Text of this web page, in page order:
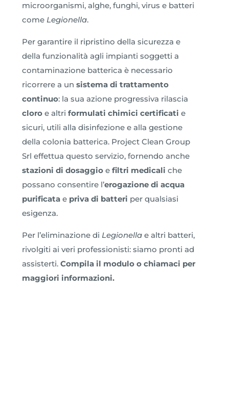
microorganismi, alghe, funghi, virus e batteri
come Legionella.
Per garantire il ripristino della sicurezza e
della funzionalità agli impianti soggetti a
contaminazione batterica è necessario
ricorrere a un sistema di trattamento
continuo: la sua azione progressiva rilascia
cloro e altriformulati chimici certificati e
sicuri, utili alla disinfezione e alla gestione
della colonia batterica. Project Clean Group
Srl effettua questo servizio, fornendo anche
stazioni di dosaggioefiltri medicali che
possano consentire l’erogazione di acqua
purificata e priva di batteri per qualsiasi
esigenza.
Per l’eliminazione di Legionella e altri batteri,
rivolgiti ai veri professionisti: siamo pronti ad
assisterti.Compila il modulo o chiamaci per
maggiori informazioni.